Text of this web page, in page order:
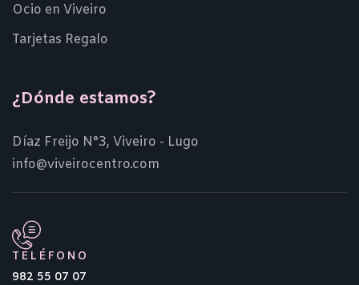
Ocio en Viveiro
Tarjetas Regalo
¿Dónde estamos?
Díaz Freijo N°3, Viveiro - Lugo
info@viveirocentro.com
TELÉFONO
982 55 07 07